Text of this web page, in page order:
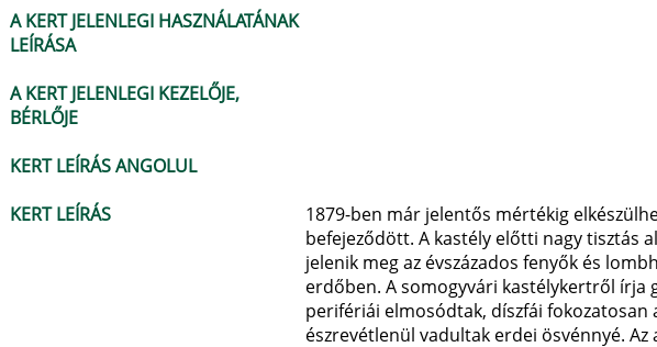
A KERT JELENLEGI HASZNÁLATÁNAK
LEÍRÁSA
A KERT JELENLEGI KEZELŐJE,
BÉRLŐJE
KERT LEÍRÁS ANGOLUL
KERT LEÍRÁS
1879-ben már jelentős mértékig
befejeződött. A kastély előtti nagy tisztás
jelenik meg az évszázados fenyők és
erdőben. A somogyvári kastélykertről írja
perifériái elmosódtak, díszfái
észrevétlenül vadultak erdei ösvénnyé.